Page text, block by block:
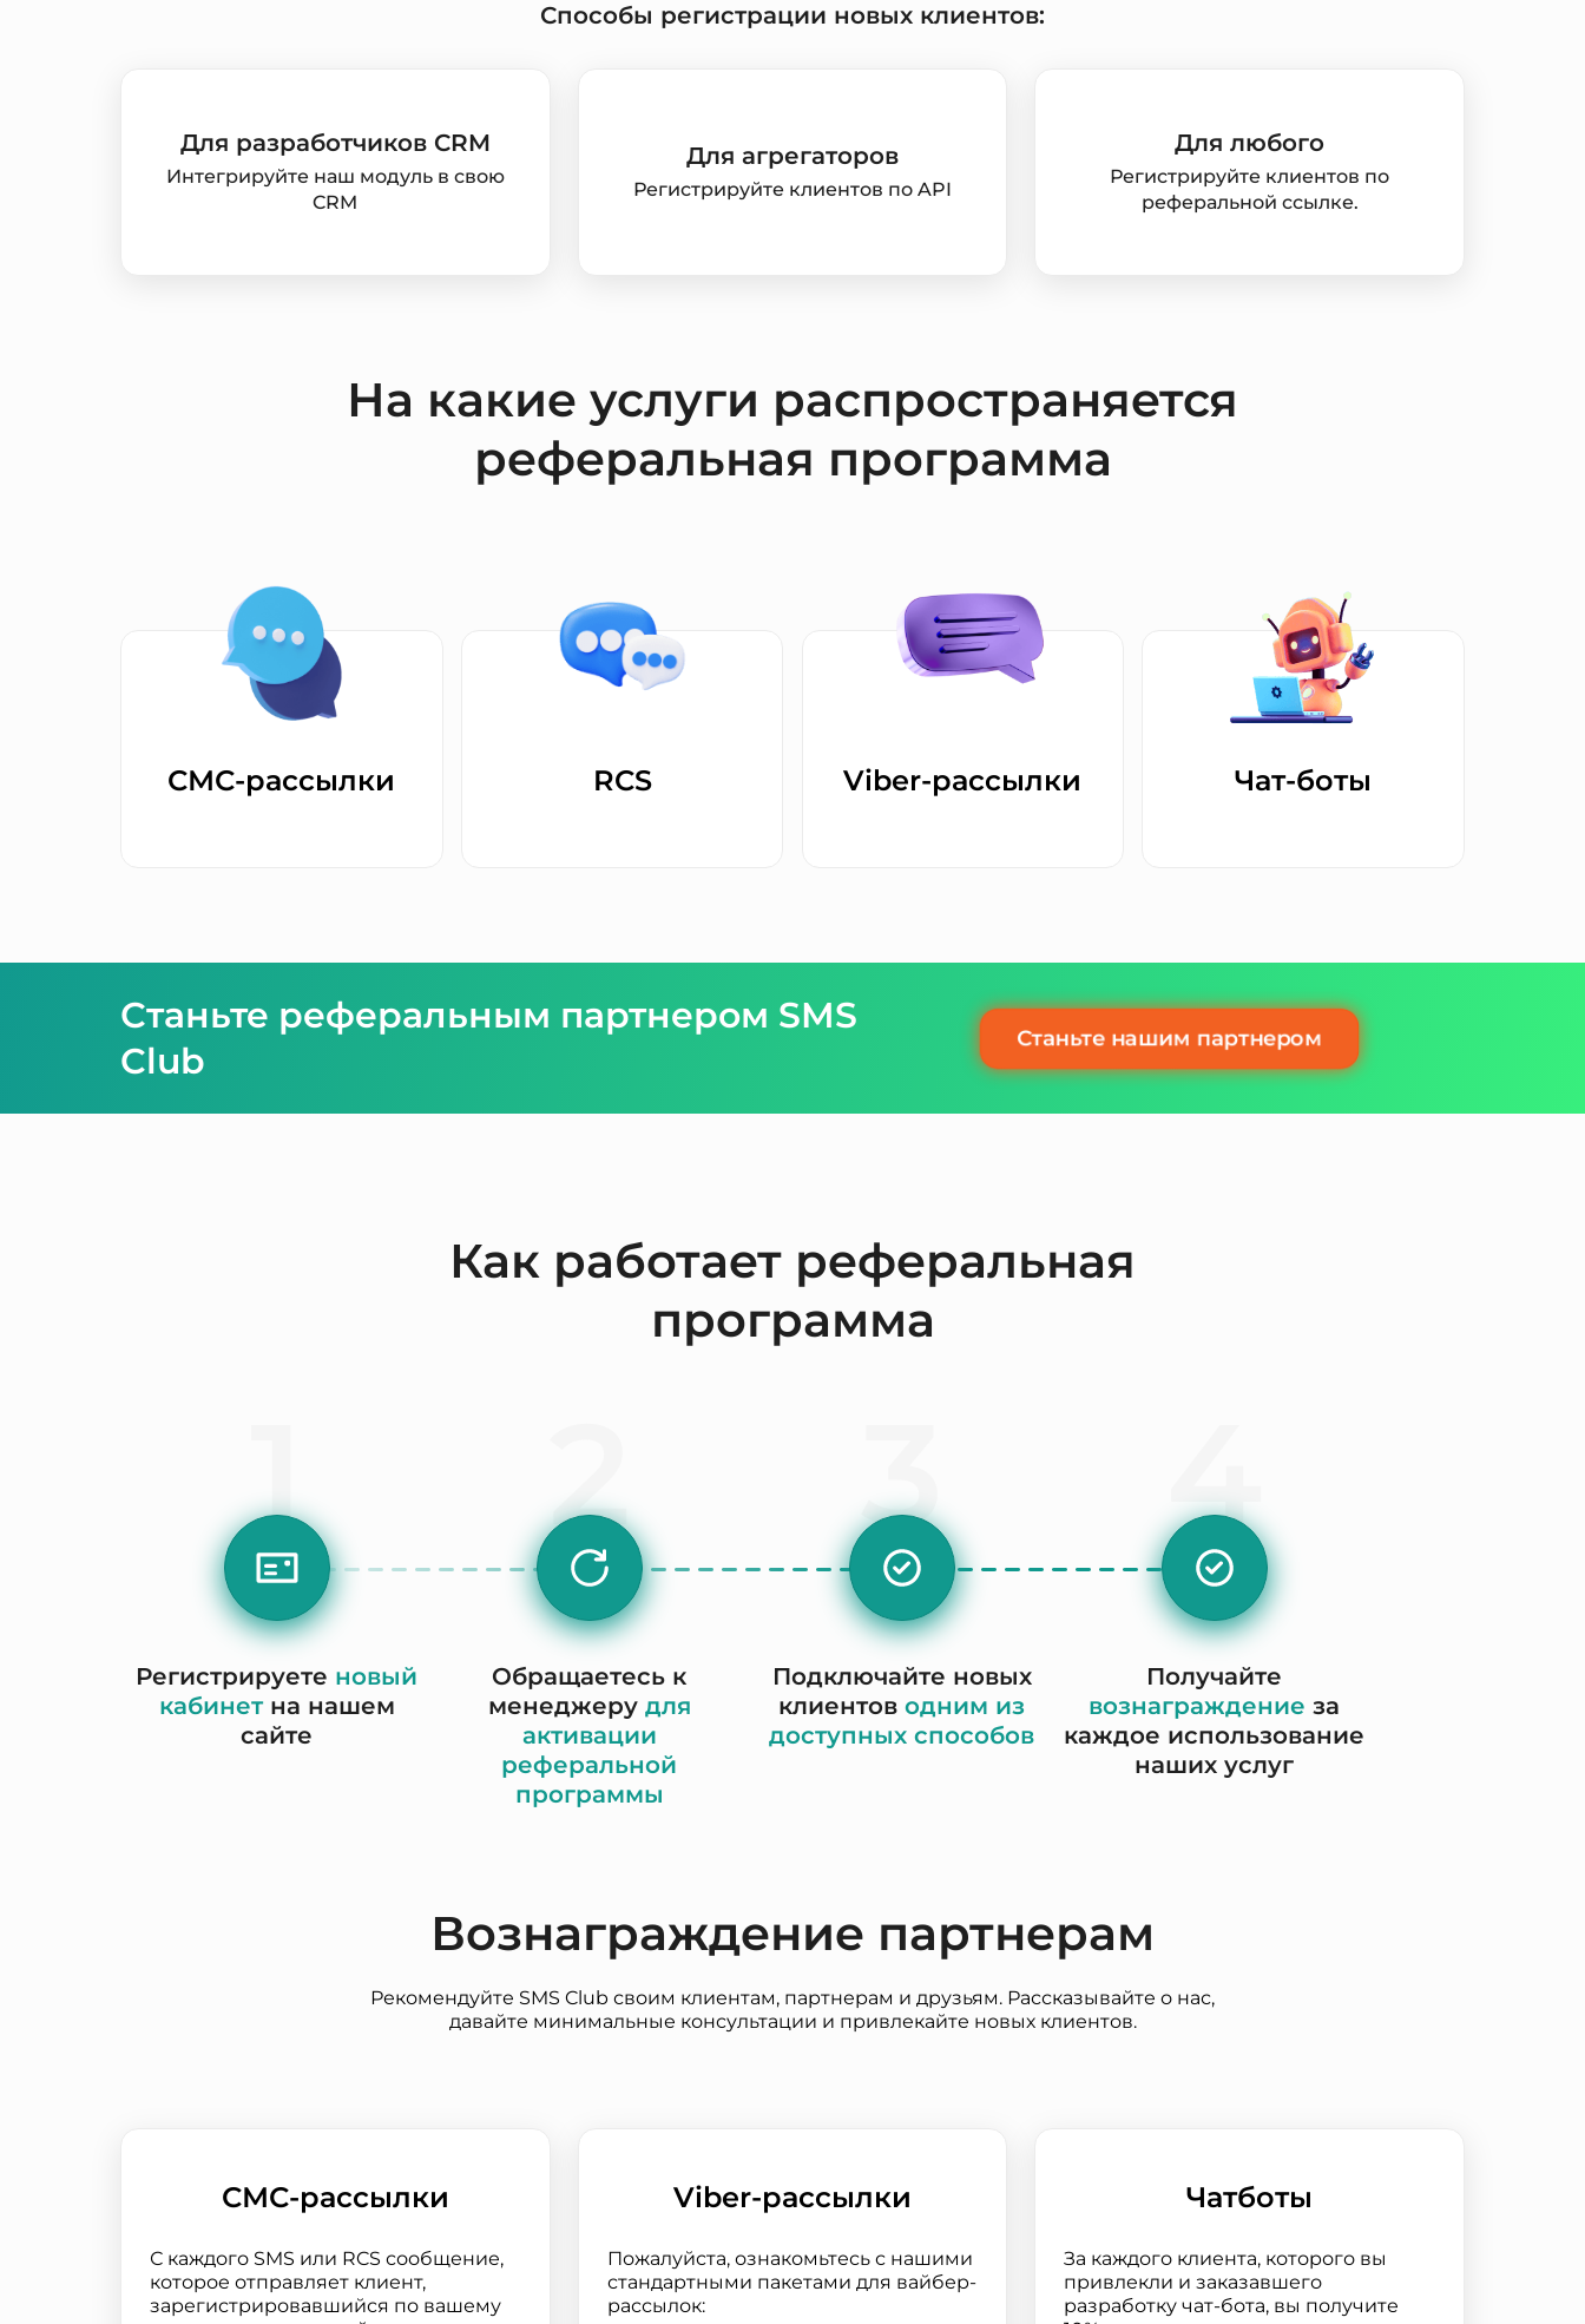
Способы регистрации новых клиентов:
Для разработчиков CRM
Интегрируйте наш модуль в свою
CRM
Для агрегаторов
Регистрируйте клиентов по API
Для любого
Регистрируйте клиентов по
реферальной ссылке.
На какие услуги распространяется
реферальная программа
СМС-рассылки RCS Viber-рассылки Чат-боты
Станьте реферальным партнером SMS
Club
Станьте нашим партнером
Как работает реферальная
программа
1
Регистрируете новый
кабинетна нашем
сайте
2
Обращаетесь к
менеджеру для
активации
реферальной
программы
3
Подключайте новых
клиентов одним из
доступных способов
4
Получайте
вознаграждение за
каждое использование
наших услуг
Вознаграждение партнерам
Рекомендуйте SMS Club своим клиентам, партнерам и друзьям. Рассказывайте о нас,
давайте минимальные консультации и привлекайте новых клиентов.
СМС-рассылки
С каждого SMS или RCS сообщение,
которое отправляет клиент,
зарегистрировавшийся по вашему
Viber-рассылки
Пожалуйста, ознакомьтесь с нашими
стандартными пакетами для вайбер-
рассылок:
Чатботы
За каждого клиента, которого вы
привлекли и заказавшего
разработку чат-бота, вы получите